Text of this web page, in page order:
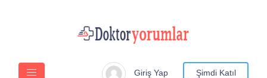
Giriş Yap Şimdi Katıl